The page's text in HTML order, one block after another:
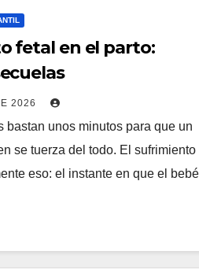
fetal en el parto:
2026
bastan unos minutos para que un
se tuerza del todo. El sufrimiento
eso: el instante en que el